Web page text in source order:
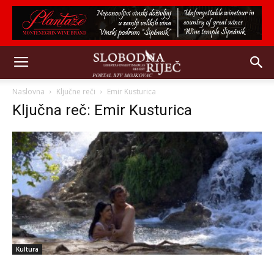
Naslovna Ključne reči Emir Kusturica
Ključna reč: Emir Kusturica
Kultura